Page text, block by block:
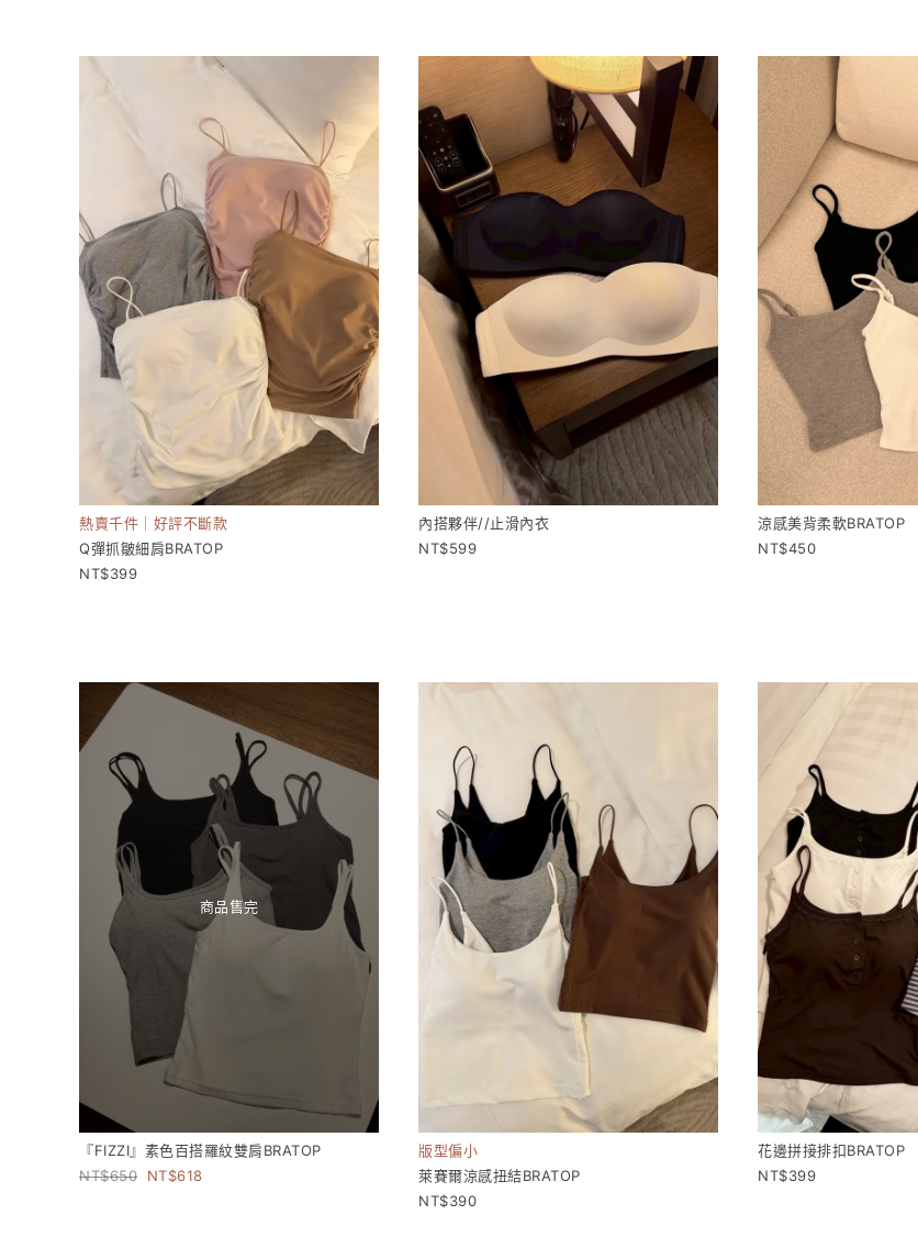
熱賣千件｜好評不斷款
Q彈抓皺細肩BRATOP
399
內搭夥伴//止滑內衣
599
涼感美背柔軟BRATOP
450
商品售完
『FIZZI』素色百搭羅紋雙肩BRATOP
650
618
版型偏小
萊賽爾涼感扭結BRATOP
390
花邊拼接排扣BRATOP
399